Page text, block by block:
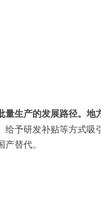
生产的发展路径。地
予研发补贴等方式
替代。